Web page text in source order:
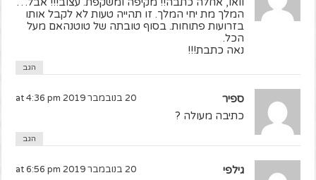
המלך מת יחי המלך. זו תהייה טעות לא לקבל אותו
בזרועות פתוחות. בסוף טובתה של טוטנהאם מעל
הכל.
נאה כתבת!!!
הגב
ספיר 20 בנובמבר 2019 at 4:36 pm
כתיבה מעולה ?
הגב
גילפי 20 בנובמבר 2019 at 6:56 pm